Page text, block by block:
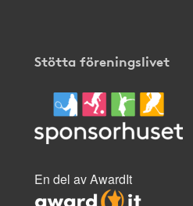
Stötta föreningslivet
En del av AwardIt